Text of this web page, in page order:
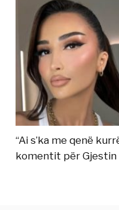
“Ai s’ka me qenë
komentit për Gjestin